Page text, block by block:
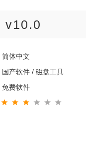
v10.0
简体中文
国产软件 / 磁盘工具
免费软件